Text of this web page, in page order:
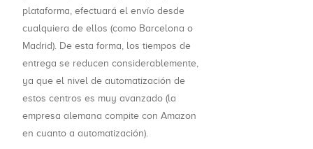
plataforma, efectuará el envío desde
cualquiera de ellos (como Barcelona o
Madrid). De esta forma, los tiempos de
entrega se reducen considerablemente,
ya que el nivel de automatización de
estos centros es muy avanzado (la
empresa alemana compite con Amazon
en cuanto a automatización).